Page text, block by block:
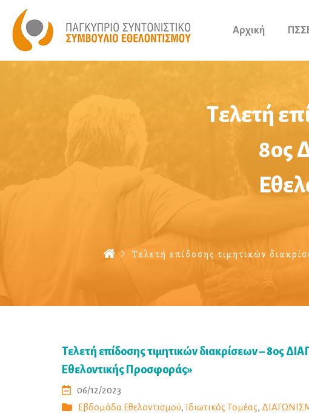
Αρχική
Τελετή
8ος
Τελετή επίδοσης τιμητικών
Τελετή επίδοσης τιμητικών διακρίσεων – 8ος
Εθελοντικής Προσφοράς»
06/12/2023
Εβδομάδα Εθελοντισμού, Ιδιωτικός Τομέας,